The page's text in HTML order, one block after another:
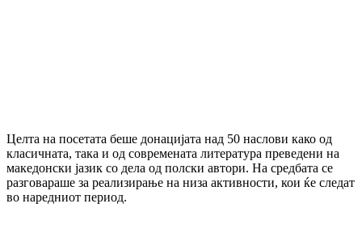
Целта на посетата беше донацијата над 50 наслови како од
класичната, така и од современата литература преведени на
македонски јазик со дела од полски автори. На средбата се
разговараше за реализирање на низа активности, кои ќе следат
во наредниот период.